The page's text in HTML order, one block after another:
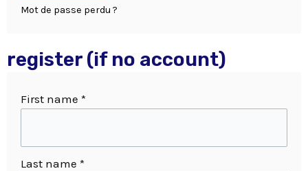
Mot de passe perdu ?
register (if no account)
First name *
Last name *